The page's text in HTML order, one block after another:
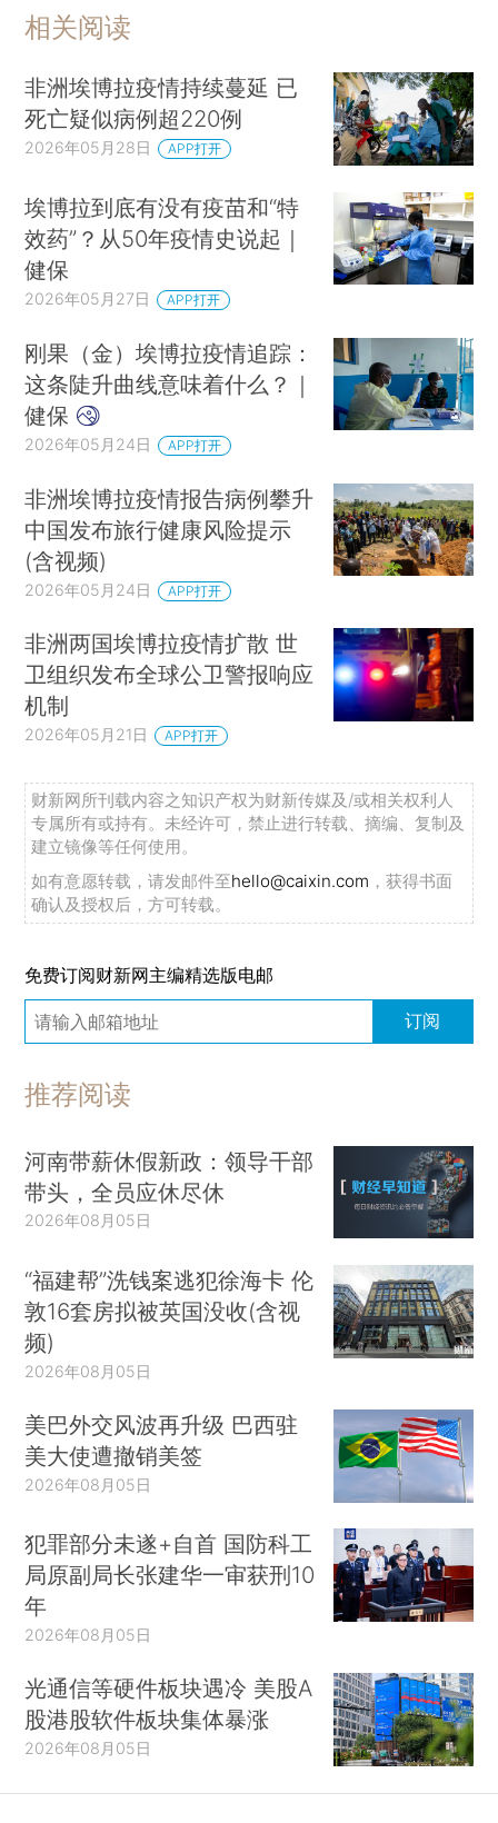
相关阅读
非洲埃博拉疫情持续蔓延 已
死亡疑似病例超220例
2026年05月28日 APP打开
埃博拉到底有没有疫苗和“特
效药”？从50年疫情史说起｜
健保
2026年05月27日 APP打开
刚果（金）埃博拉疫情追踪：
这条陡升曲线意味着什么？｜
健保
2026年05月24日 APP打开
非洲埃博拉疫情报告病例攀升
中国发布旅行健康风险提示
(含视频)
2026年05月24日 APP打开
非洲两国埃博拉疫情扩散 世
卫组织发布全球公卫警报响应
机制
2026年05月21日 APP打开
财新网所刊载内容之知识产权为财新传媒及/或相关权利人
专属所有或持有。未经许可，禁止进行转载、摘编、复制及
建立镜像等任何使用。
如有意愿转载，请发邮件至hello@caixin.com ，获得书面
确认及授权后，方可转载。
免费订阅财新网主编精选版电邮
订阅
推荐阅读
河南带薪休假新政：领导干部
带头，全员应休尽休
2026年08月05日
“福建帮”洗钱案逃犯徐海卡 伦
敦16套房拟被英国没收(含视
频)
2026年08月05日
美巴外交风波再升级 巴西驻
美大使遭撤销美签
2026年08月05日
犯罪部分未遂+自首 国防科工
局原副局长张建华一审获刑10
年
2026年08月05日
光通信等硬件板块遇冷 美股A
股港股软件板块集体暴涨
2026年08月05日